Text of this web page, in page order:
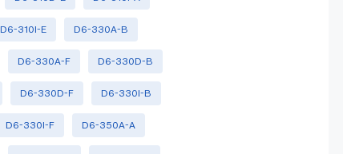
D6-310I-E D6-330A-B
D6-330A-F D6-330D-B
D6-330D-F D6-330I-B
D6-330I-F D6-350A-A